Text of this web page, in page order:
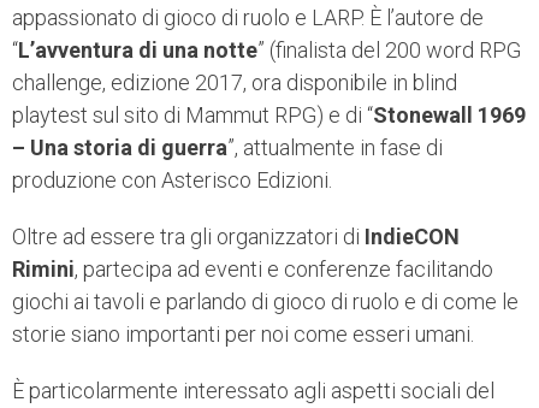
appassionato di gioco di ruolo e LARP. È l’autore de
“L’avventura di una notte” (finalista del 200 word RPG
challenge, edizione 2017, ora disponibile in blind
playtest sul sito di Mammut RPG) e di “Stonewall 1969
– Una storia di guerra”, attualmente in fase di
produzione con Asterisco Edizioni.
Oltre ad essere tra gli organizzatori di IndieCON
Rimini, partecipa ad eventi e conferenze facilitando
giochi ai tavoli e parlando di gioco di ruolo e di come le
storie siano importanti per noi come esseri umani.
È particolarmente interessato agli aspetti sociali del